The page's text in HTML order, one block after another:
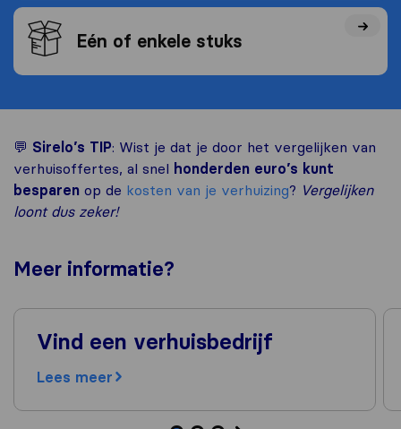
Eén of enkele stuks
💬 Sirelo’s TIP: Wist je dat je door het vergelijken van
verhuisoffertes, al snel honderden euro’s kunt
besparen op de kosten van je verhuizing? Vergelijken
loont dus zeker!
Meer informatie?
Vind een verhuisbedrijf
Lees meer